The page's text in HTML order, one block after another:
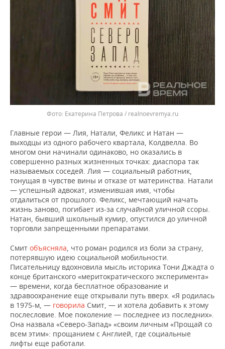
Екатерина Петрова / realnoevremya.ru
Главные герои — Лия, Натали, Феликс и Натан —
выходцы из одного рабочего квартала, Колдвелла. Во
многом они начинали одинаково, но оказались в
совершенно разных жизненных точках: диаспора так
называемых соседей. Лия — социальный работник,
тонущая в чувстве вины и отказе от материнства. Натали
— успешный адвокат, изменившая имя, чтобы
отдалиться от прошлого. Феликс, мечтающий начать
жизнь заново, погибает из-за случайной уличной ссоры.
Натан, бывший школьный кумир, опустился до уличной
торговли запрещенными препаратами.
Смит объясняла, что роман родился из боли за страну,
потерявшую идею социальной мобильности.
Писательницу вдохновила мысль историка Тони Джадта о
конце британского «меритократического эксперимента»
— времени, когда бесплатное образование и
здравоохранение еще открывали путь вверх. «Я родилась
в 1975-м, — говорила Смит, — и хотела добавить к этому
послесловие. Мое поколение — последнее из последних».
Она назвала «Северо-Запад» «своим личным «Прощай со
всем этим»: прощанием с Англией, где социальные
лифты еще работали.